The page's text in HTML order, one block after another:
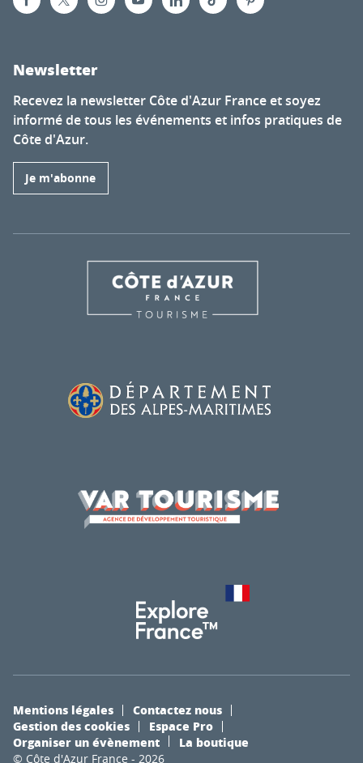
Newsletter
Recevez la newsletter Côte d'Azur France et soyez
informé de tous les événements et infos pratiques de
Côte d'Azur.
Je m'abonne
© Côte d'Azur France - 2026
Mentions légales
Contactez nous
Gestion des cookies
Espace Pro
Organiser un évènement
La boutique